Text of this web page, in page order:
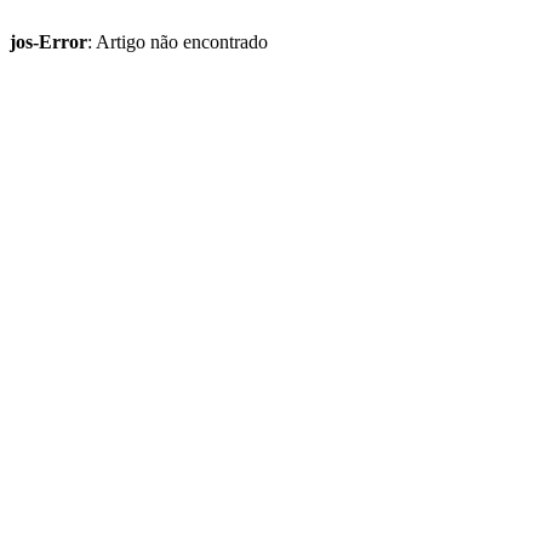
jos-Error: Artigo não encontrado